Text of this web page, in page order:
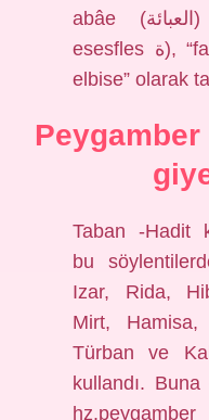
abâe (العبائة) veya abâye (العب
esesfles ة), “fakirleri taşıyan kaba bir
elbise” olarak
Taban -Hadit
bu
Izar, Rida,
Mirt,
Türban ve
kullandı.